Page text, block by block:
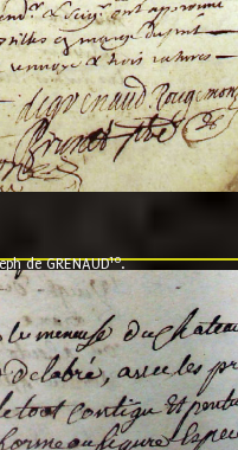
de GRENAUD10.
jour du mois de
de Moyriat chevalier baron
a monseigneur monsieur
de Bourgogne, present et
ses hommes, indivisables et
Baron et ses